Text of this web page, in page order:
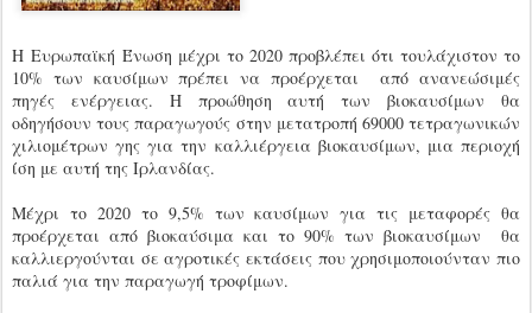
Η Ευρωπαϊκή Ένωση μέχρι το 2020 προβλέπει ότι τουλάχιστον το
10% των καυσίμων πρέπει να προέρχεται από ανανεώσιμές
πηγές ενέργειας. Η προώθηση αυτή των βιοκαυσίμων θα
οδηγήσουν τους παραγωγούς στην μετατροπή 69000 τετραγωνικών
χιλιομέτρων γης για την καλλιέργεια βιοκαυσίμων, μια περιοχή
ίση με αυτή της Ιρλανδίας.
Μέχρι το 2020 το 9,5% των καυσίμων για τις μεταφορές θα
προέρχεται από βιοκαύσιμα και το 90% των βιοκαυσίμων θα
καλλιεργούνται σε αγροτικές εκτάσεις που χρησιμοποιούνταν πιο
παλιά για την παραγωγή τροφίμων.